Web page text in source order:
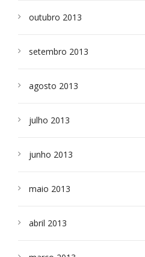
outubro 2013
setembro 2013
agosto 2013
julho 2013
junho 2013
maio 2013
abril 2013